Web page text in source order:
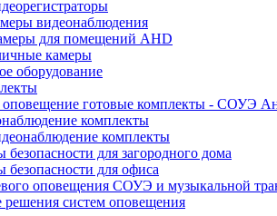
видеонаблюдения
для помещений AHD
камеры
оборудование
оповещение готовые комплекты - СОУЭ
комплекты
комплекты
безопасности для загородного дома
безопасности для офиса
оповещения СОУЭ и музыкальной
решения систем оповещения